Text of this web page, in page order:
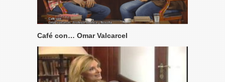
Café con… Omar Valcarcel